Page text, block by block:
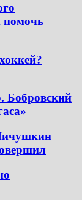
помочь
Бобровский